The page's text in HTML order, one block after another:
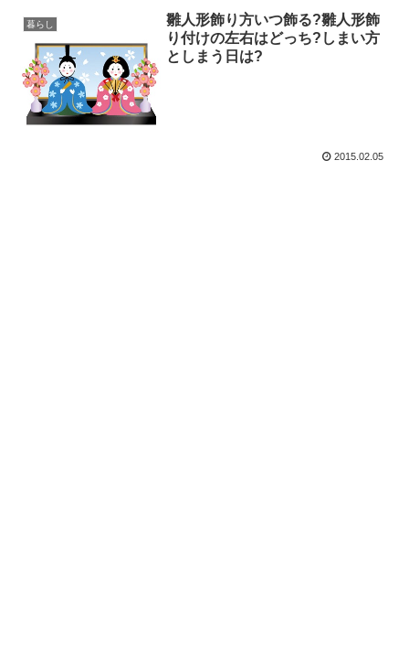
暮らし
雛人形飾り方いつ飾る?雛人形飾
り付けの左右はどっち?しまい方
としまう日は?
2015.02.05